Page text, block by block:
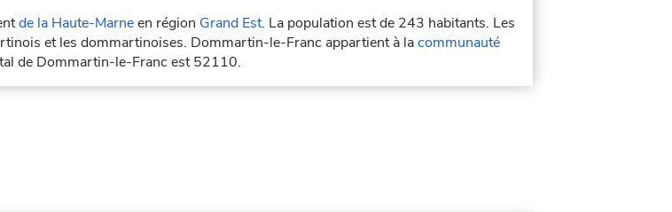
de la Haute-Marneen région Grand Est. La population est de 243 habitants. Les
et les dommartinoises. Dommartin-le-Franc appartient à lacommunauté
de Dommartin-le-Franc est 52110.